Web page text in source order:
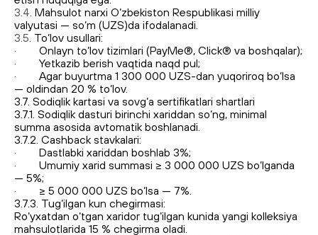
3.4. Mahsulot narxi O‘zbekiston Respublikasi milliy
valyutasi — so‘m (UZS)da ifodalanadi.
3.5. To‘lov usullari:
· Onlayn to‘lov tizimlari (PayMe®, Click® va boshqalar);
· Yetkazib berish vaqtida naqd pul;
· Agar buyurtma 1 300 000 UZS-dan yuqoriroq bo‘lsa
— oldindan 20 % to‘lov.
3.7. Sodiqlik kartasi va sovg‘a sertifikatlari shartlari
3.7.1. Sodiqlik dasturi birinchi xariddan so‘ng, minimal
summa asosida avtomatik boshlanadi.
3.7.2. Cashback stavkalari:
· Dastlabki xariddan boshlab 3%;
· Umumiy xarid summasi ≥ 3 000 000 UZS bo‘lganda
— 5%;
· ≥ 5 000 000 UZS bo‘lsa — 7%.
3.7.3. Tug‘ilgan kun chegirmasi:
Ro‘yxatdan o‘tgan xaridor tug‘ilgan kunida yangi kolleksiya
mahsulotlarida 15 % chegirma oladi.